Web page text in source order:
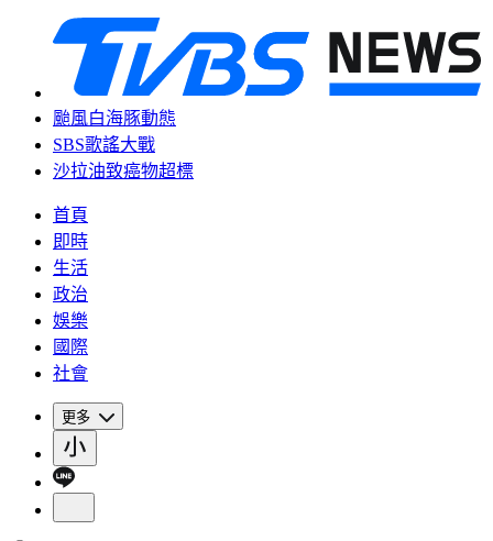
颱風白海豚動態
SBS歌謠大戰
沙拉油致癌物超標
首頁
即時
生活
政治
娛樂
國際
社會
更多